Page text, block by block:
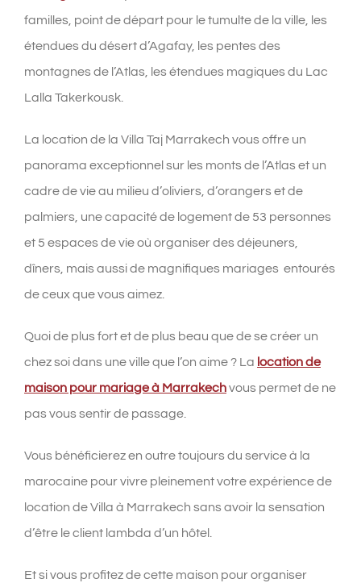
familles, point de départ pour le tumulte de la ville, les
étendues du désert d’Agafay, les pentes des
montagnes de l’Atlas, les étendues magiques du Lac
Lalla Takerkousk.
La location de la Villa Taj Marrakech vous offre un
panorama exceptionnel sur les monts de l’Atlas et un
cadre de vie au milieu d’oliviers, d’orangers et de
palmiers, une capacité de logement de 53 personnes
et 5 espaces de vie où organiser des déjeuners,
dîners, mais aussi de magnifiques mariages entourés
de ceux que vous aimez.
Quoi de plus fort et de plus beau que de se créer un
chez soi dans une ville que l’on aime ? La location de
maison pour mariage à Marrakechvous permet de ne
pas vous sentir de passage.
Vous bénéficierez en outre toujours du service à la
marocaine pour vivre pleinement votre expérience de
location de Villa à Marrakech sans avoir la sensation
d’être le client lambda d’un hôtel.
Et si vous profitez de cette maison pour organiser